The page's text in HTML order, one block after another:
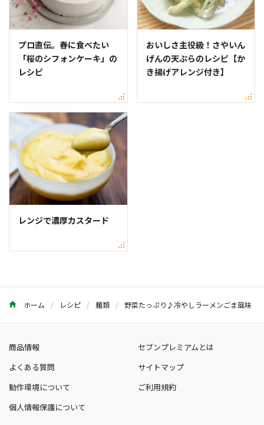
プロ直伝。春に食べたい
「桜のシフォンケーキ」の
レシピ
おいしさ主役級！さやいん
げんの天ぷらのレシピ【か
き揚げアレンジ付き】
レンジで濃厚カスタード
ホーム レシピ 麺類 野菜たっぷり♪冷やしラーメンごま風味
商品情報
セブンプレミアムとは
よくある質問
サイトマップ
動作環境について
ご利用規約
個人情報保護について